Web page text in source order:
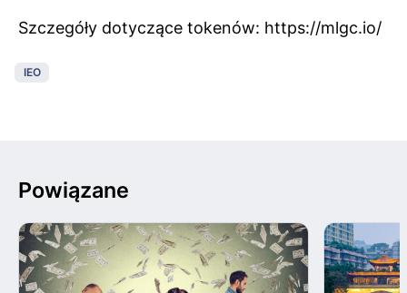
Szczegóły dotyczące tokenów: https://mlgc.io/
IEO
Powiązane